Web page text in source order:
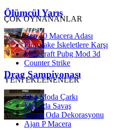
Ölümcül Yarış
Drag Şampiyonası
ÇOK OYNANANLAR
Ben 10 Macera Adası
Finn Jake İskeletlere Karşı
Minecraft Pubg Mod 3d
Counter Strike
YENİ EKLENENLER
Elsa Moda Çarkı
Metroda Savaş
Gwen Oda Dekorasyonu
Ajan P Macera